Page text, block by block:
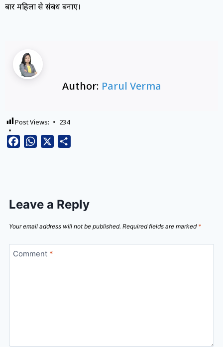
बार महिला से संबंध बनाए।
Author: Parul Verma
Post Views: 234
FacebookWhatsApp
Leave a Reply
Your email address will not be published. Required fields are marked *
Comment *